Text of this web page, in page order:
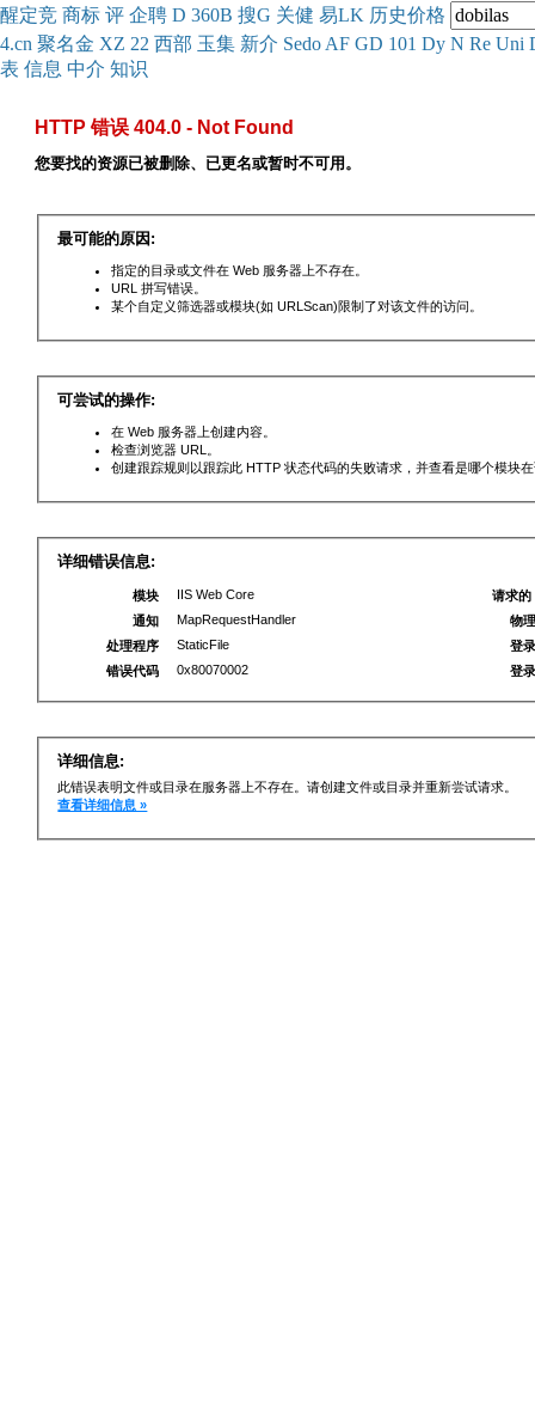
醒定竞 商标 评 企聘 D 360B 搜G 关健 易LK 历史价格
4.cn 聚名金 XZ 22 西部 玉集 新介 Sedo AF GD 101 Dy N Re Uni
表 信息 中介 知识